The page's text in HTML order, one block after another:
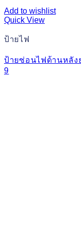
Add to wishlist
Quick View
ป้ายไฟ
ป้ายซ่อนไฟด้านหลัง
9